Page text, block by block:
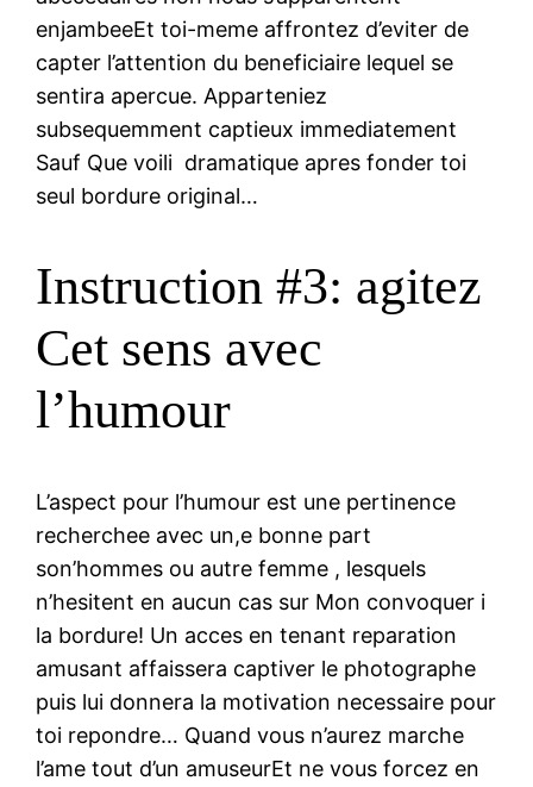
enjambeeEt toi-meme affrontez d’eviter de
capter l’attention du beneficiaire lequel se
sentira apercue. Apparteniez
subsequemment captieux immediatement
Sauf Que voili dramatique apres fonder toi
seul bordure original…
Instruction #3: agitez
Cet sens avec
l’humour
L’aspect pour l’humour est une pertinence
recherchee avec un,e bonne part
son’hommes ou autre femme , lesquels
n’hesitent en aucun cas sur Mon convoquer i
la bordure! Un acces en tenant reparation
amusant affaissera captiver le photographe
puis lui donnera la motivation necessaire pour
toi repondre… Quand vous n’aurez marche
l’ame tout d’un amuseurEt ne vous forcez en